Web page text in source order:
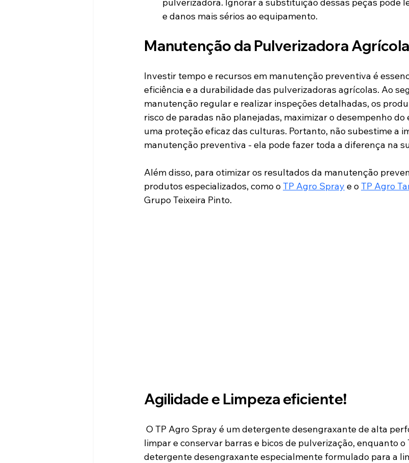
e danos mais sérios ao equipamento.
Manutenção da Pulverizadora
Investir tempo e recursos em manutenção preventiva é
eficiência e a durabilidade das pulverizadoras agrícolas. Ao
manutenção regular e realizar inspeções detalhadas, os
risco de paradas não planejadas, maximizar o desempenho
uma proteção eficaz das culturas. Portanto, não subestime a
manutenção preventiva - ela pode fazer toda a diferença na
Além disso, para otimizar os resultados da manutenção
produtos especializados, como o TP Agro Spray e o TP Agro
Grupo Teixeira Pinto.
Agilidade e Limpeza eficiente!
limpar e conservar barras e bicos de pulverização, enquanto o
detergente desengraxante especialmente formulado para a